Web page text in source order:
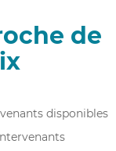
de
disponibles